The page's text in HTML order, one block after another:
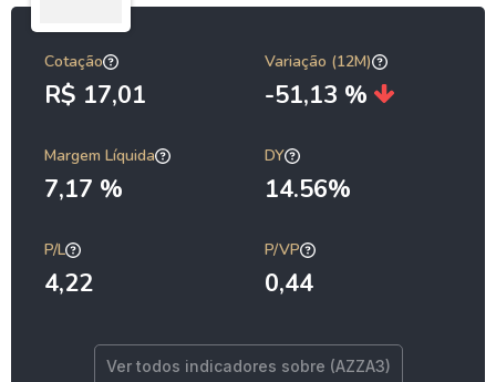
Cotação
R$ 17,01
Variação (12M)
-51,13 %
Margem Líquida
7,17 %
DY
14.56%
P/L
4,22
P/VP
0,44
Ver todos indicadores sobre (AZZA3)